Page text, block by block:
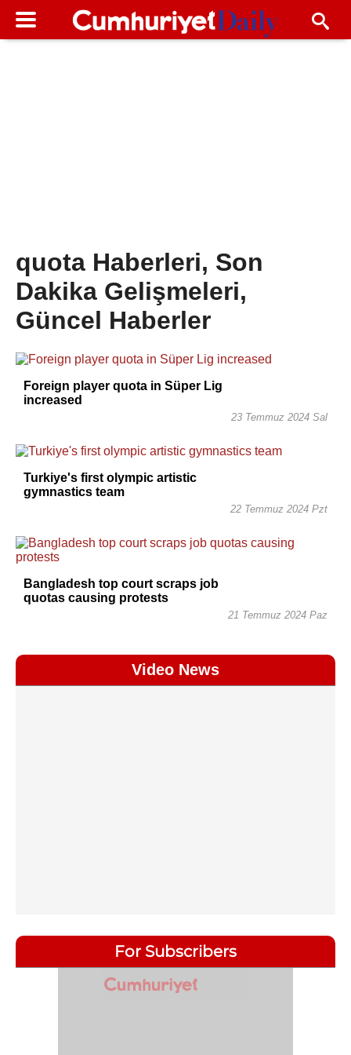
quota Haberleri, Son
Dakika Gelişmeleri,
Güncel Haberler
Foreign player quota in Süper Lig
increased
23 Temmuz 2024 Sal
Turkiye's first olympic artistic
gymnastics team
22 Temmuz 2024 Pzt
Bangladesh top court scraps job
quotas causing protests
21 Temmuz 2024 Paz
Video News